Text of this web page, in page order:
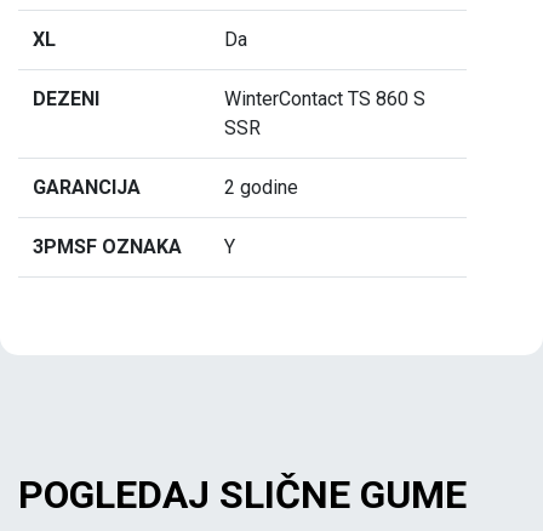
XL Da
DEZENI
WinterContact TS 860 S
SSR
GARANCIJA 2 godine
3PMSF OZNAKA Y
POGLEDAJ SLIČNE GUME